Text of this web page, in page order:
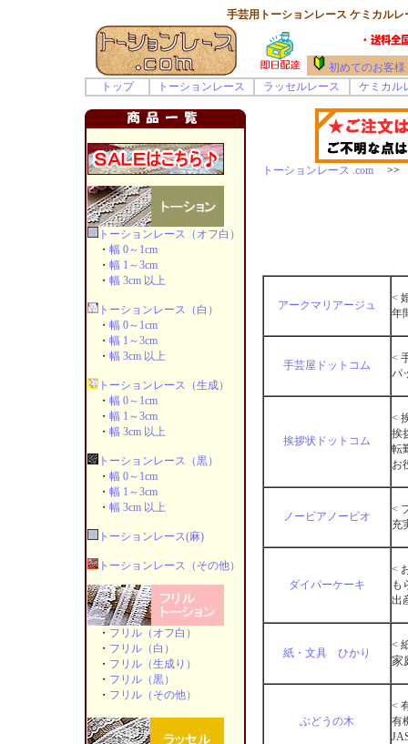
手芸用トーションレース ケミカル
初めてのお客様
トップ
トーションレース ラッセルレース ケミカル
トーションレース（オフ白）
・ 幅 0～1cm
・ 幅 1～3cm
・ 幅 3cm 以上
トーションレース（白）
・ 幅 0～1cm
・ 幅 1～3cm
・ 幅 3cm 以上
トーションレース（生成）
・ 幅 0～1cm
・ 幅 1～3cm
・ 幅 3cm 以上
トーションレース（黒）
・ 幅 0～1cm
・ 幅 1～3cm
・ 幅 3cm 以上
トーションレース(麻)
トーションレース（その他）
・ フリル（オフ白）
・ フリル（白）
・ フリル（生成り）
・ フリル（黒）
・ フリル（その他）
トーションレース .com>>
アークマリアージュ
<
年
手芸屋ドットコム
<
パ
挨拶状ドットコム
<
挨
転
お
ノービアノービオ
<
充
ダイパーケーキ
<
も
出
紙・文具 ひかり
<
家
ぶどうの木
<
有